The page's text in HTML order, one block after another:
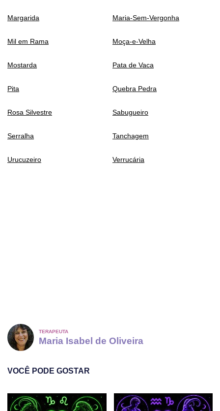
Margarida Maria-Sem-Vergonha
Mil em Rama Moça-e-Velha
Mostarda Pata de Vaca
Pita Quebra Pedra
Rosa Silvestre Sabugueiro
Serralha Tanchagem
Urucuzeiro Verrucária
TERAPEUTA
Maria Isabel de Oliveira
VOCÊ PODE GOSTAR